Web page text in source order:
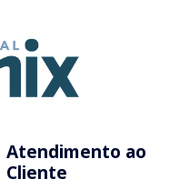
Atendimento ao
Cliente